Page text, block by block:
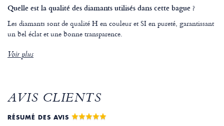
Quelle est la qualité des diamants utilisés dans cette bague ?
Les diamants sont de qualité H en couleur et SI en pureté, garantissant
un bel éclat et une bonne transparence.
Voir plus
AVIS CLIENTS
RÉSUMÉ DES AVIS